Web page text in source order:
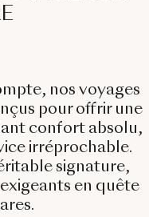
nosvoyages
pour offrir une
confort absolu,
irréprochable.
signature,
en quête